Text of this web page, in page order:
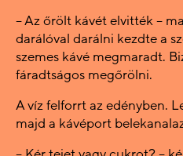
– Az őrölt kávét elvitték –
darálóval darálni kezdte a
szemes kávé megmaradt.
fáradtságos megőrölni.
A víz felforrt az edényben.
majd a kávéport